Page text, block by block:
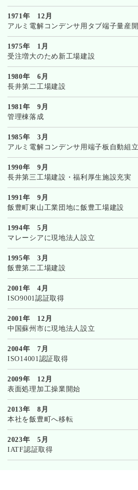
1971年 12月
アルミ電解コンデンサ用タブ端子量産
1975年 1月
受注増大のため新工場建設
1980年 6月
長井第二工場建設
1981年 9月
管理棟落成
1985年 3月
アルミ電解コンデンサ用端子板自動組
1990年 9月
長井第三工場建設・福利厚生施設充実
1991年 9月
飯豊町東山工業団地に飯豊工場建設
1994年 5月
マレーシアに現地法人設立
1995年 3月
飯豊第二工場建設
2001年 4月
ISO9001認証取得
2001年 12月
中国蘇州市に現地法人設立
2004年 7月
ISO14001認証取得
2009年 12月
表面処理加工操業開始
2013年 8月
本社を飯豊町へ移転
2023年 5月
IATF認証取得